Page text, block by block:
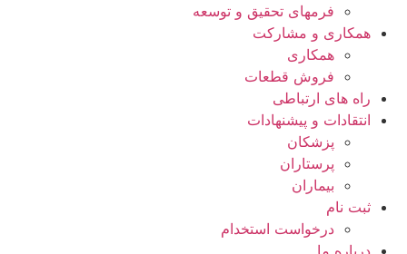
فرمهای تحقیق و توسعه
همکاری و مشارکت
همکاری
فروش قطعات
راه های ارتباطی
انتقادات و پيشنهادات
پزشكان
پرستاران
بيماران
ثبت نام
درخواست استخدام
درباره ما